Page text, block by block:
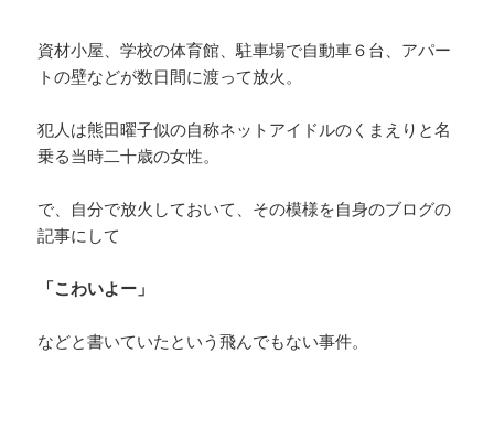
資材小屋、学校の体育館、駐車場で自動車６台、アパー
トの壁などが数日間に渡って放火。
犯人は熊田曜子似の自称ネットアイドルのくまえりと名
乗る当時二十歳の女性。
で、自分で放火しておいて、その模様を自身のブログの
記事にして
「こわいよー」
などと書いていたという飛んでもない事件。